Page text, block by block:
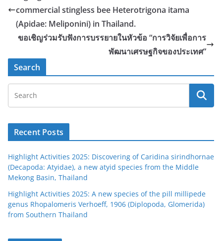
commercial stingless bee Heterotrigona itama
(Apidae: Meliponini) in Thailand.
ขอเชิญร่วมรับฟังการบรรยายในหัวข้อ “การวิจัยเพื่อการ
พัฒนาเศรษฐกิจของประเทศ”
Search
Recent Posts
Highlight Activities 2025: Discovering of Caridina sirindhornae
(Decapoda: Atyidae), a new atyid species from the Middle
Mekong Basin, Thailand
Highlight Activities 2025: A new species of the pill millipede
genus Rhopalomeris Verhoeff, 1906 (Diplopoda, Glomerida)
from Southern Thailand